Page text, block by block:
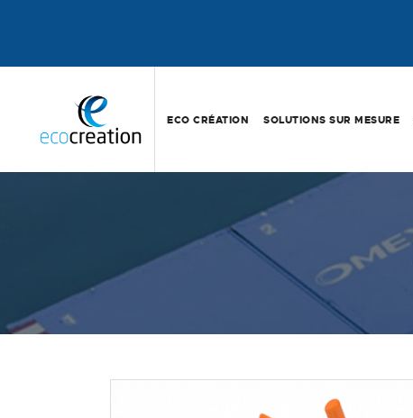
ECO CRÉATION SOLUTIONS SUR MESURE